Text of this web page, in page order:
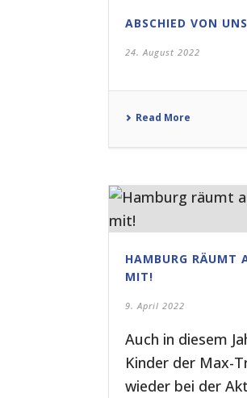
ABSCHIED VON
24. August 2022
Read More
HAMBURG RÄUMT
MIT!
9. April 2022
Auch in diesem
Kinder der Max-
wieder bei der